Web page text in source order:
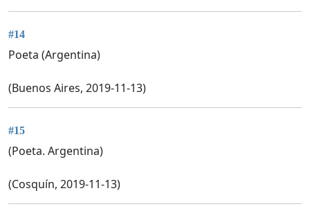
#14
Poeta (Argentina)
(Buenos Aires, 2019-11-13)
#15
(Poeta. Argentina)
(Cosquín, 2019-11-13)